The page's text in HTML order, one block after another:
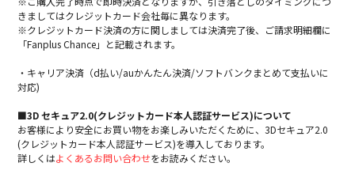
きましてはクレジットカード会社毎に異なります。
※クレジットカード決済の方に関しましては決済完了後、ご請求明細欄に
「Fanplus Chance」と記載されます。
・キャリア決済（d払い/auかんたん決済/ソフトバンクまとめて支払いに
対応)
■3D セキュア2.0(クレジットカード本人認証サービス)について
お客様により安全にお買い物をお楽しみいただくために、3Dセキュア2.0
(クレジットカード本人認証サービス)を導入しております。
詳しくはよくあるお問い合わせをお読みください。